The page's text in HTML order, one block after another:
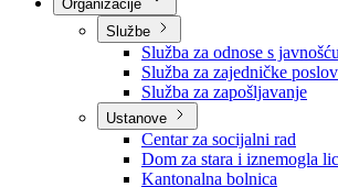
Nadležnosti
Sjednice Vlade
Službe
Služba za odnose s javnošću
Služba za zajedničke poslove
Služba za zapošljavanje
Ustanove